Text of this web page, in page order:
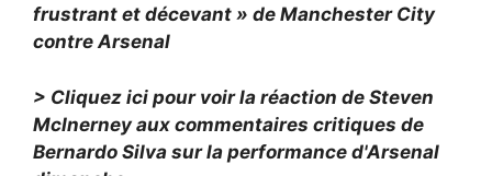
frustrant et décevant » de Manchester City
contre Arsenal
> Cliquez ici pour voir la réaction de Steven
McInerney aux commentaires critiques de
Bernardo Silva sur la performance d'Arsenal